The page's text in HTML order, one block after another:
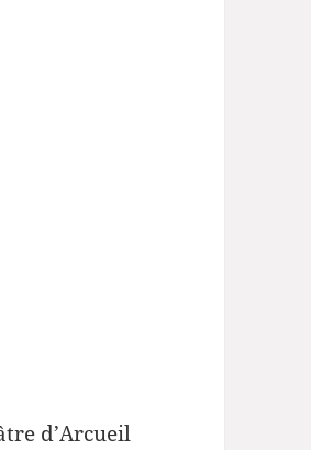
d’Arcueil